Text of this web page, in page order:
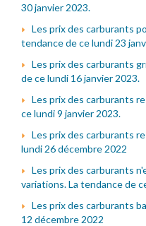
30 janvier 2023.
Les prix des carburants
tendance de ce lundi 23
Les prix des carburants
de ce lundi 16 janvier 2023.
Les prix des carburants
ce lundi 9 janvier 2023.
Les prix des carburants
lundi 26 décembre 2022
Les prix des carburants
variations. La tendance de
Les prix des carburants
12 décembre 2022